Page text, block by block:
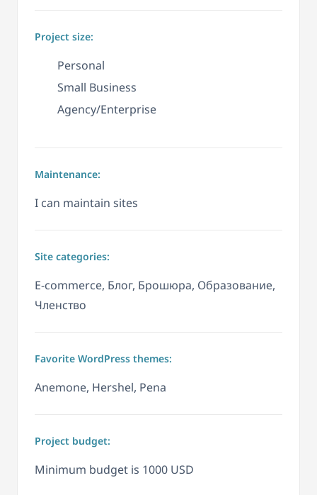
Project size:
Personal
Small Business
Agency/Enterprise
Maintenance:
I can maintain sites
Site categories:
E-commerce, Блог, Брошюра, Образование,
Членство
Favorite WordPress themes:
Anemone, Hershel, Pena
Project budget:
Minimum budget is 1000 USD